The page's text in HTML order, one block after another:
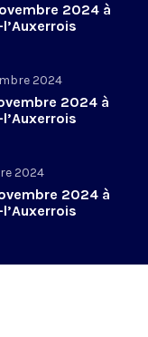
2024 à
2024
2024 à
2024
2024 à